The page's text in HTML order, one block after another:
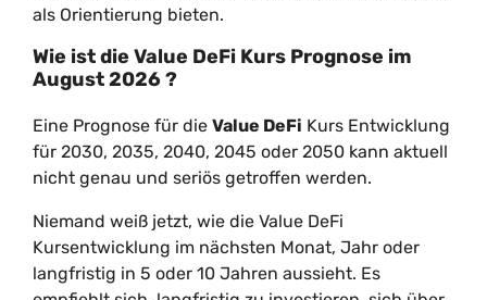
als Orientierung bieten.
Wie ist die Value DeFi Kurs Prognose im
August2026?
Eine Prognose für die Value DeFi Kurs Entwicklung
für 2030, 2035, 2040, 2045 oder 2050 kann aktuell
nicht genau und seriös getroffen werden.
Niemand weiß jetzt, wie die Value DeFi
Kursentwicklung im nächsten Monat, Jahr oder
langfristig in 5 oder 10 Jahren aussieht. Es